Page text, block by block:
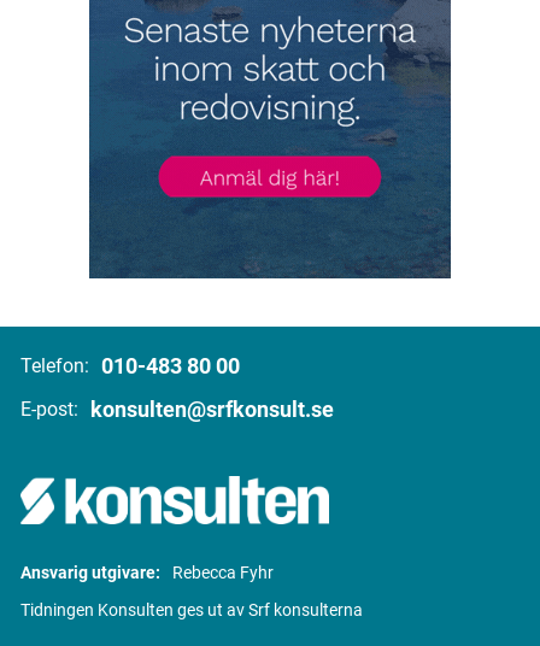
Telefon: 010-483 80 00
E-post: konsulten@srfkonsult.se
Ansvarig utgivare:
Rebecca Fyhr
Tidningen Konsulten ges ut av Srf konsulterna